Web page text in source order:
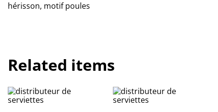
hérisson, motif poules
Related items